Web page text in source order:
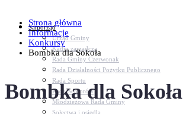
Samorząd
Urząd Gminy
Kadra zarządcza
Rada Gminy Czerwonak
Rada Działalności Pożytku Publicznego
Rada Sportu
Rada Seniorów
Młodzieżowa Rada Gminy
Sołectwa i osiedla
Strona główna
Informacje
Konkursy
Bombka dla Sokoła
Bombka dla Sokoła